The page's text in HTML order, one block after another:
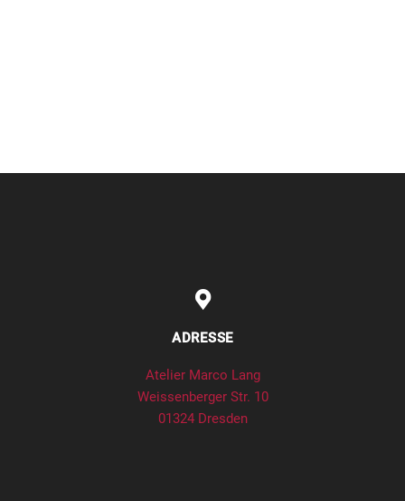
ADRESSE
Atelier Marco Lang
Weissenberger Str. 10
01324 Dresden